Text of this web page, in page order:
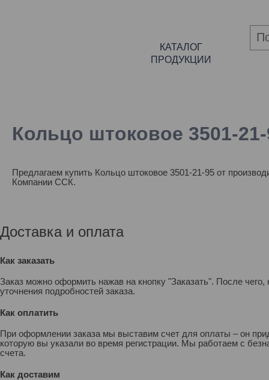
КАТАЛОГ
ПРОДУКЦИИ
Кольцо штоковое 3501-
Предлагаем купить Кольцо штоковое 3501-21-95 от
Компании ССК.
Доставка и оплата
Как заказать
Заказ можно оформить нажав на кнопку "Заказать". После
уточнения подробностей заказа.
Как оплатить
При оформлении заказа мы выставим счет для оплаты – он
которую вы указали во время регистрации. Мы работаем с
счета.
Как доставим